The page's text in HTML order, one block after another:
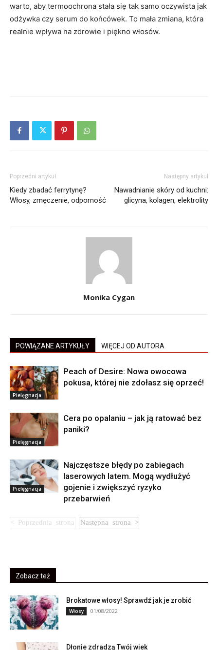
warto, aby termoochrona stała się tak samo oczywista jak
odżywka czy serum do końcówek. To mała zmiana, która
realnie wpływa na zdrowie i piękno włosów.
Poprzedni artykuł
Kiedy zbadać ferrytynę?
Włosy, zmęczenie, odporność
Następny artykuł
Nawadnianie skóry od kuchni:
glicyna, kolagen, elektrolity
Monika Cygan
POWIĄZANE ARTYKUŁY WIĘCEJ OD AUTORA
Pielęgnacja
Peach of Desire: Nowa owocowa
pokusa, której nie zdołasz się oprzeć!
Pielęgnacja
Cera po opalaniu – jak ją ratować bez
paniki?
Pielęgnacja
Najczęstsze błędy po zabiegach
laserowych latem. Mogą wydłużyć
gojenie i zwiększyć ryzyko
przebarwień
Zobacz też
Brokatowe włosy! Sprawdź jak je zrobić
Włosy 01/08/2022
Dłonie zdradzą Twój wiek